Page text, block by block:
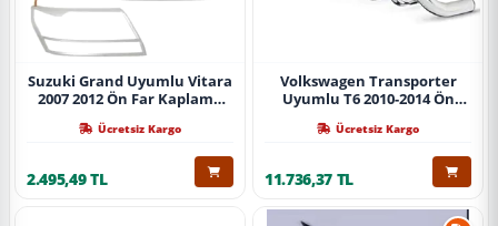
Suzuki Grand Uyumlu Vitara
2007 2012 Ön Far Kaplama
Ücretsiz Kargo
2.495,49 TL
Volkswagen Transporter
Uyumlu T6 2010-2014 Ön
Çelik Krom
Ücretsiz Kargo
11.736,37 TL